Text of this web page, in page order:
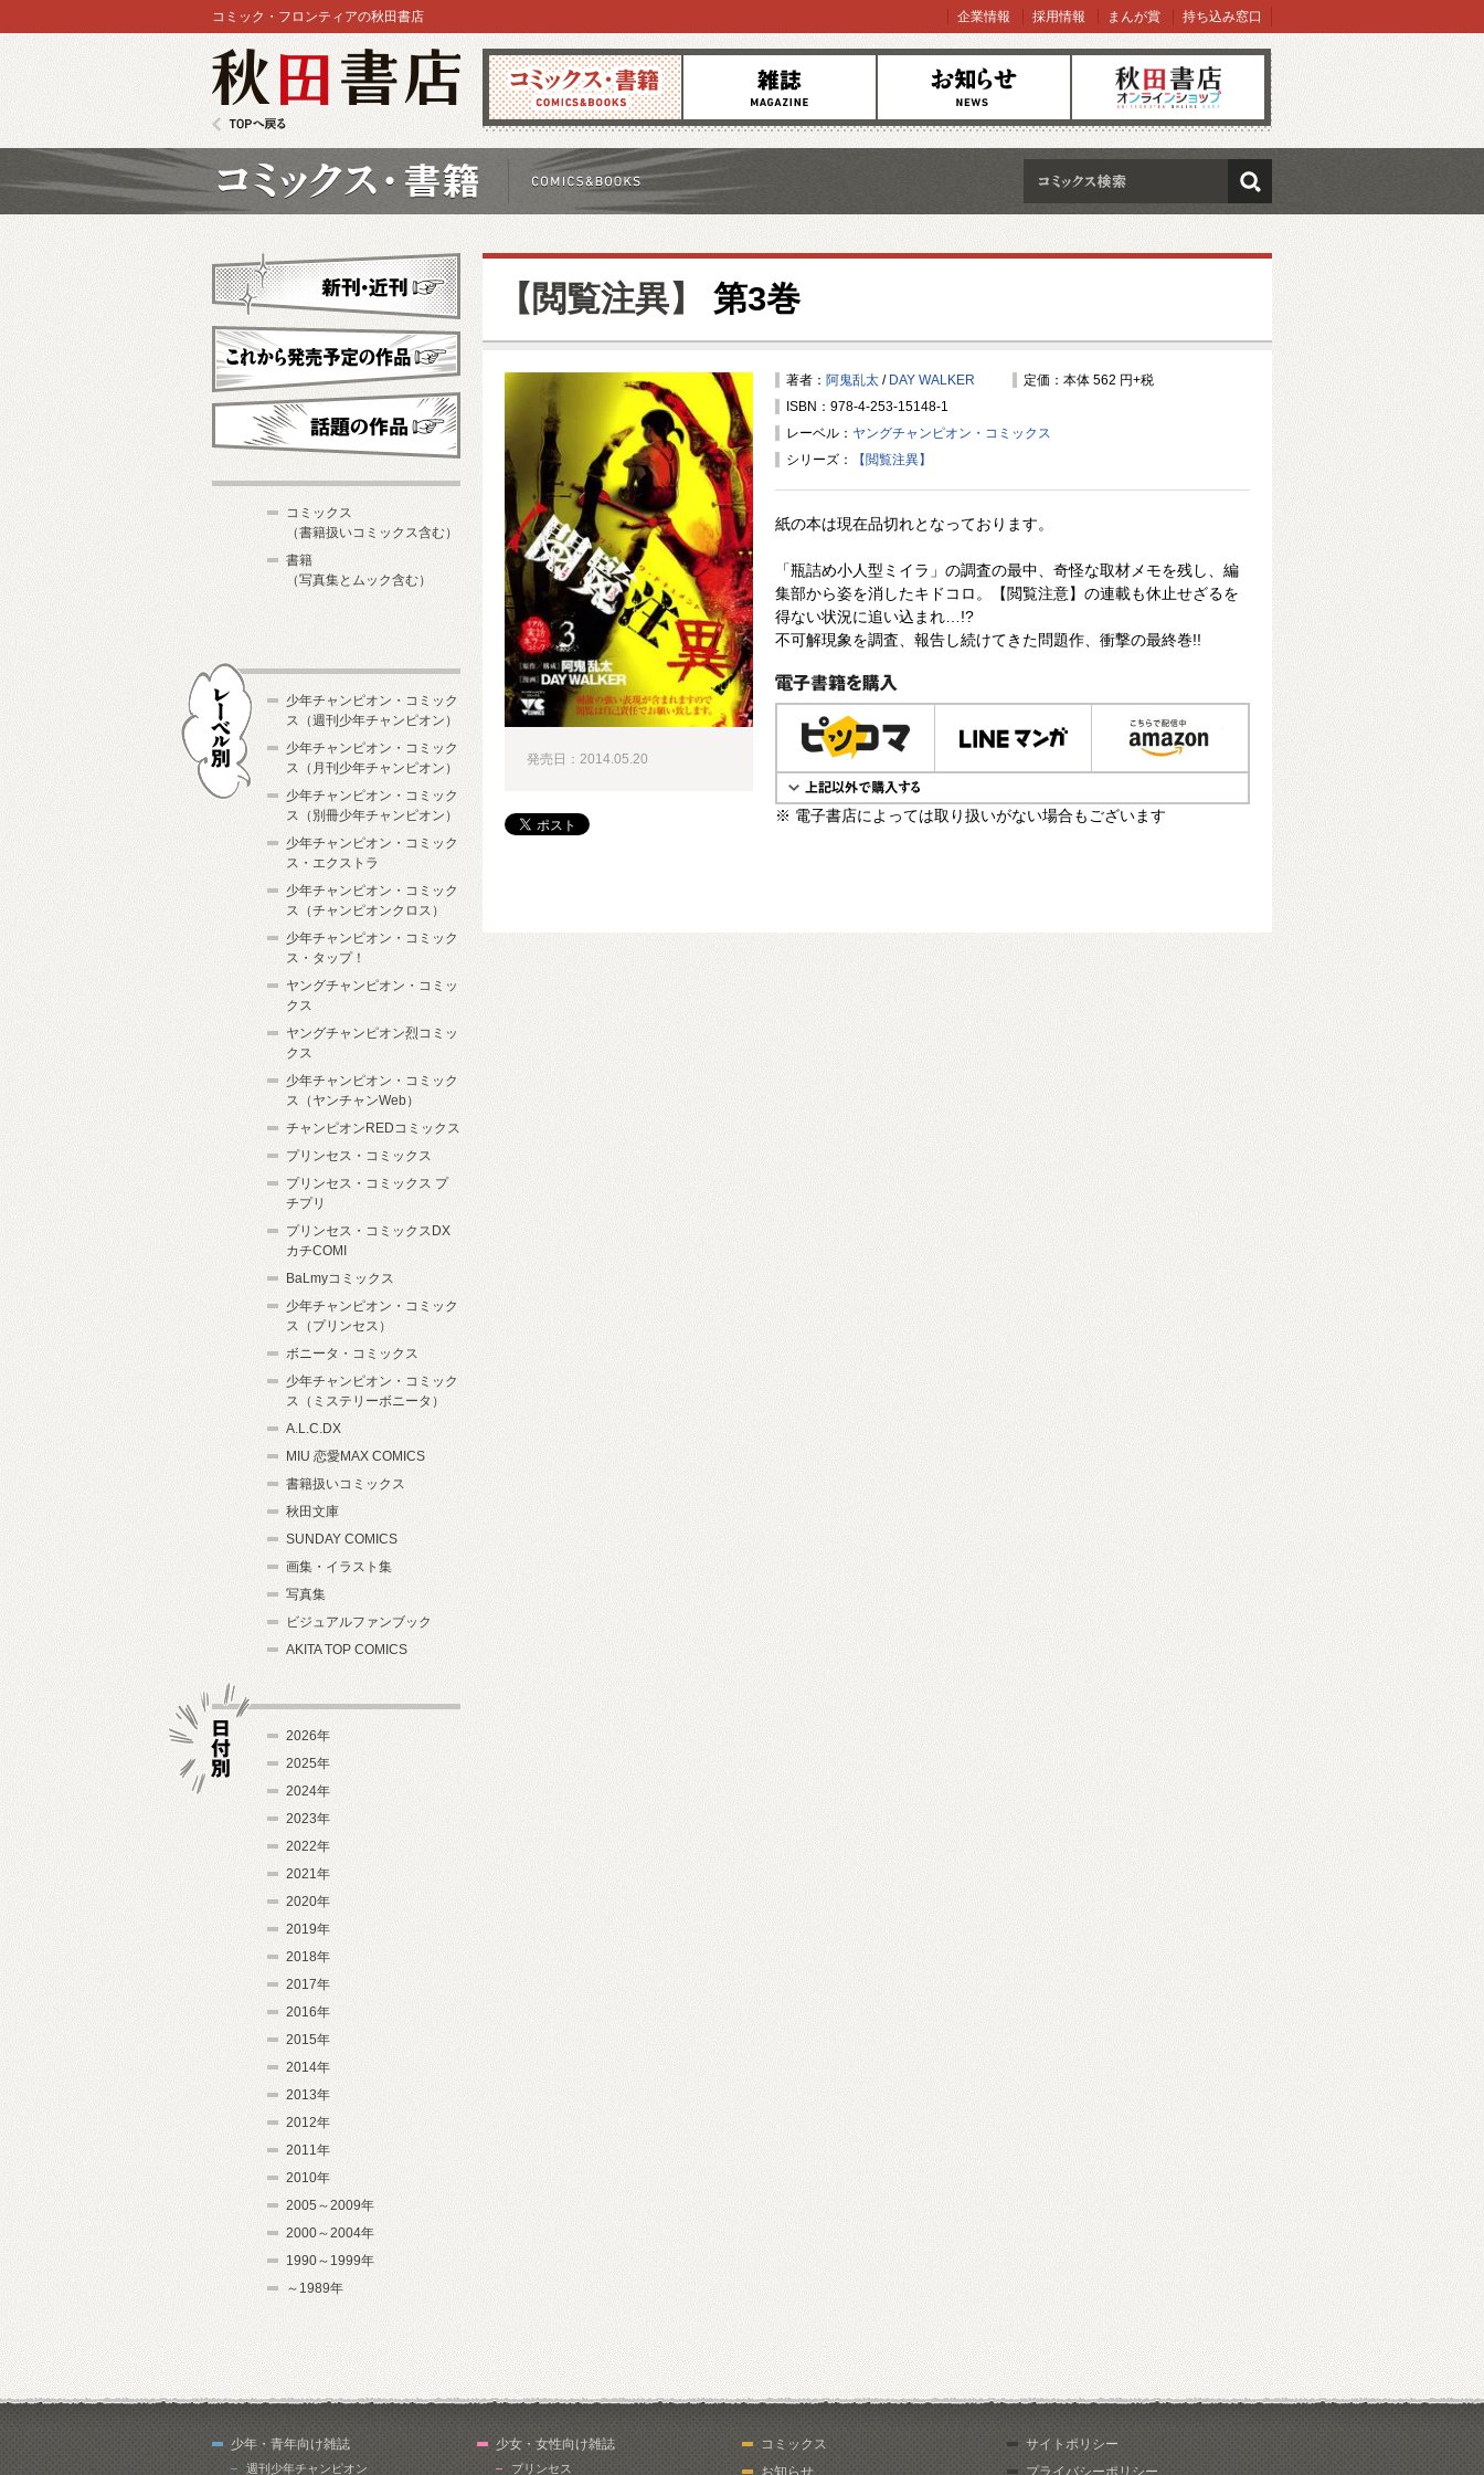
コミックス 雑誌 お知らせ オンラインショップ
コミック・フロンティアの秋田書店 企業情報 採用情報 まんが賞 持ち込み窓口
検索
【閲覧注異】 第3巻
著者： 阿鬼乱太 / DAY WALKER
定価：本体 562 円+税
ISBN：978-4-253-15148-1
レーベル： ヤングチャンピオン・コミックス
シリーズ：
【閲覧注異】
紙の本は現在品切れとなっております。
「瓶詰め小人型ミイラ」の調査の最中、奇怪な取材メモを残し、編
集部から姿を消したキドコロ。【閲覧注意】の連載も休止せざるを
得ない状況に追い込まれ…!?
不可解現象を調査、報告し続けてきた問題作、衝撃の最終巻!!
電子書籍で購入
※ 電子書店によっては取り扱いがない場合もございます
発売日：2014.05.20
新刊・近刊
これから発売予定
コミックス
（書籍扱いコミックス含む）
書籍
（写真集とムック含む）
少年チャンピオン・コミック
ス（週刊少年チャンピオン）
少年チャンピオン・コミック
ス（月刊少年チャンピオン）
少年チャンピオン・コミック
ス（別冊少年チャンピオン）
少年チャンピオン・コミック
ス・エクストラ
少年チャンピオン・コミック
ス（チャンピオンクロス）
少年チャンピオン・コミック
ス・タップ！
ヤングチャンピオン・コミッ
クス
ヤングチャンピオン烈コミッ
クス
少年チャンピオン・コミック
ス（ヤンチャンWeb）
チャンピオンREDコミックス
プリンセス・コミックス
プリンセス・コミックス プ
チプリ
プリンセス・コミックスDX
カチCOMI
BaLmyコミックス
少年チャンピオン・コミック
ス（プリンセス）
ボニータ・コミックス
少年チャンピオン・コミック
ス（ミステリーボニータ）
A.L.C.DX
MIU 恋愛MAX COMICS
書籍扱いコミックス
秋田文庫
SUNDAY COMICS
画集・イラスト集
写真集
ビジュアルファンブック
AKITA TOP COMICS
2026年
2025年
2024年
2023年
2022年
2021年
2020年
2019年
2018年
2017年
2016年
2015年
2014年
2013年
2012年
2011年
2010年
2005～2009年
2000～2004年
1990～1999年
～1989年
少年・青年向け雑誌
週刊少年チャンピオン
少女・女性向け雑誌
プリンセス
コミックス
お知らせ
サイトポリシー
プライバシーポリシー